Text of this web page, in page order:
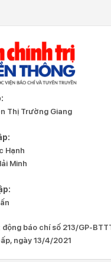
Thị Trường Giang
Hạnh
Minh
báo chí số 213/GP-
ngày 13/4/2021